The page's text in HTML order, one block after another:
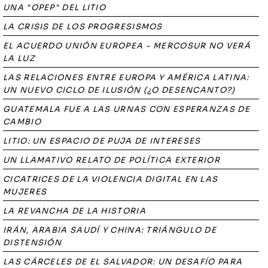
UNA "OPEP" DEL LITIO
LA CRISIS DE LOS PROGRESISMOS
EL ACUERDO UNIÓN EUROPEA - MERCOSUR NO VERÁ
LA LUZ
LAS RELACIONES ENTRE EUROPA Y AMÉRICA LATINA:
UN NUEVO CICLO DE ILUSIÓN (¿O DESENCANTO?)
GUATEMALA FUE A LAS URNAS CON ESPERANZAS DE
CAMBIO
LITIO: UN ESPACIO DE PUJA DE INTERESES
UN LLAMATIVO RELATO DE POLÍTICA EXTERIOR
CICATRICES DE LA VIOLENCIA DIGITAL EN LAS
MUJERES
LA REVANCHA DE LA HISTORIA
IRÁN, ARABIA SAUDÍ Y CHINA: TRIÁNGULO DE
DISTENSIÓN
LAS CÁRCELES DE EL SALVADOR: UN DESAFÍO PARA